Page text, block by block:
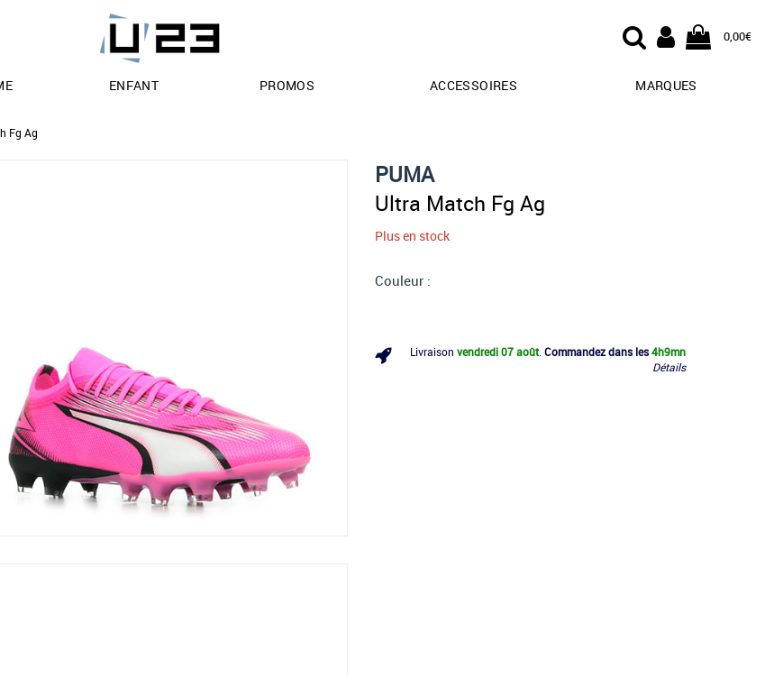
0,00€
ENFANT PROMOS ACCESSOIRES MARQUES
Fg Ag
PUMA
Ultra Match Fg Ag
Plus en stock
Couleur :
Livraison vendredi 07 août Commandez dans les4h9mn
Détails